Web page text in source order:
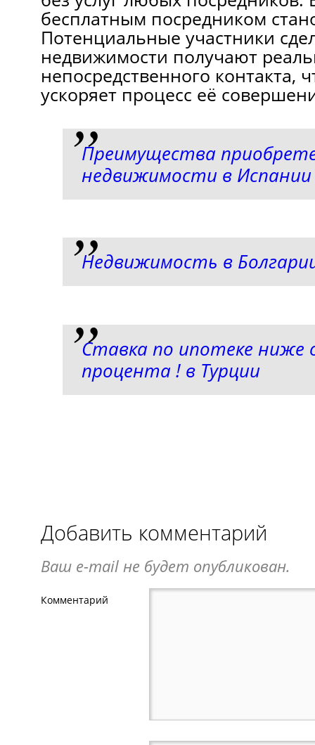
бесплатным посредником
Потенциальные участники
недвижимости получают
непосредственного контакта,
ускоряет процесс её
Преимущества
недвижимости в Испании
Недвижимость в
Ставка по ипотеке ниже
процента ! в Турции
Добавить комментарий
Ваш e-mail не будет опубликован.
Комментарий